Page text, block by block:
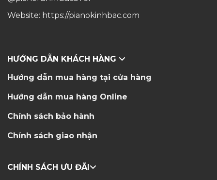
Website: https://pianokinhbac.com
HƯỚNG DẪN KHÁCH HÀNG
Hướng dẫn mua hàng tại cửa hàng
Hướng dẫn mua hàng Online
Chính sách bảo hành
Chính sách giao nhận
CHÍNH SÁCH ƯU ĐÃI